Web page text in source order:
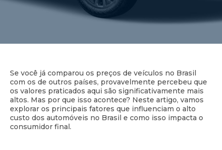
Se você já comparou os preços de veículos no Brasil
com os de outros países, provavelmente percebeu que
os valores praticados aqui são significativamente mais
altos. Mas por que isso acontece? Neste artigo, vamos
explorar os principais fatores que influenciam o alto
custo dos automóveis no Brasil e como isso impacta o
consumidor final.